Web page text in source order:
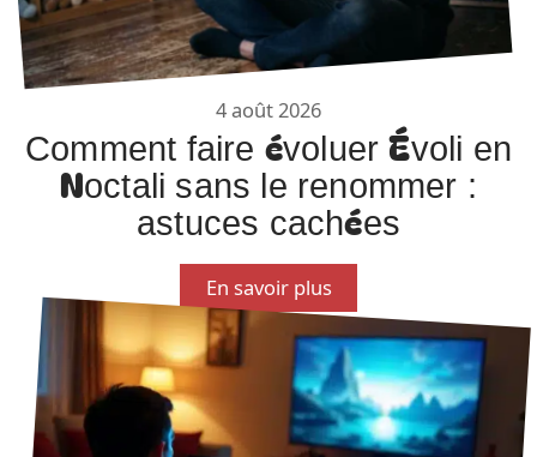
4 août 2026
Comment faire évoluer Évoli en
Noctali sans le renommer :
astuces cachées
En savoir plus